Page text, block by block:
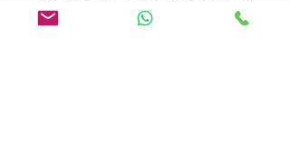
niet moeilijker